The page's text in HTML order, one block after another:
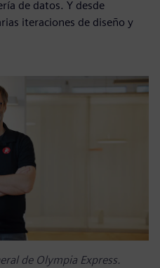
de datos. Y desde
iteraciones de diseño y
de Olympia Express.